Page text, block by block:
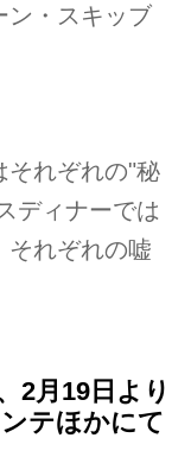
ン・スキッブ
それぞれの"秘
ディナーでは
それぞれの嘘
2月19日より
テほかにて